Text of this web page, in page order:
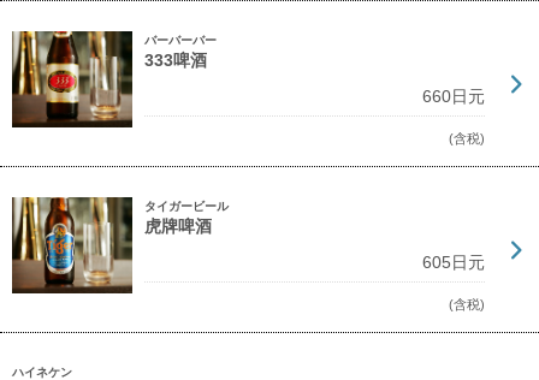
バーバーバー
333啤酒
660日元
(含税)
タイガービール
虎牌啤酒
605日元
(含税)
ハイネケン